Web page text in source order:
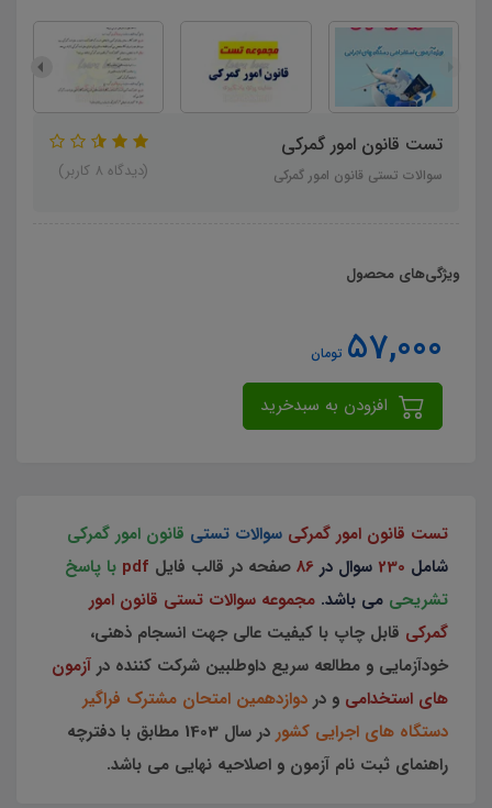
تست قانون امور گمرکی
سوالات تستی قانون امور گمرکی (دیدگاه 8 کاربر)
ویژگی‌های محصول
57,000 تومان
تست قانون امور گمرکی سوالات تستی قانون امور گمرکی
شامل 230 سوال در 86 صفحه در قالب فایل pdf با پاسخ
تشریحی می باشد. مجموعه سوالات تستی قانون امور
گمرکی قابل چاپ با کیفیت عالی جهت انسجام ذهنی،
خودآزمایی و مطالعه سریع داوطلبین شرکت کننده در آزمون
های استخدامی و در دوازدهمین امتحان مشترک فراگیر
دستگاه های اجرایی کشور
در سال 1403 مطابق با دفترچه
راهنمای ثبت نام آزمون و اصلاحیه نهایی می باشد.